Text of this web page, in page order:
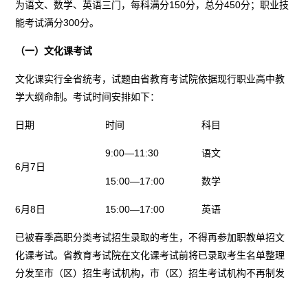
为语文、数学、英语三门，每科满分150分，总分450分；职业技
能考试满分300分。
（一）文化课考试
文化课实行全省统考，试题由省教育考试院依据现行职业高中教
学大纲命制。考试时间安排如下：
日期 时间 科目
6月7日
9:00—11:30 语文
15:00—17:00 数学
6月8日 15:00—17:00 英语
已被春季高职分类考试招生录取的考生，不得再参加职教单招文
化课考试。省教育考试院在文化课考试前将已录取考生名单整理
分发至市（区）招生考试机构，市（区）招生考试机构不再制发